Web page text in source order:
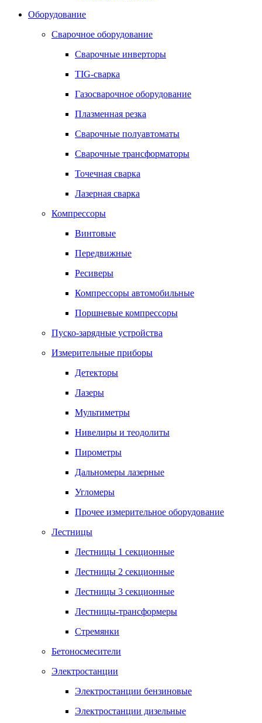
Оборудование
Сварочное оборудование
Сварочные инверторы
TIG-сварка
Газосварочное оборудование
Плазменная резка
Сварочные полуавтоматы
Сварочные трансформаторы
Точечная сварка
Лазерная сварка
Компрессоры
Винтовые
Передвижные
Ресиверы
Компрессоры автомобильные
Поршневые компрессоры
Пуско-зарядные устройства
Измерительные приборы
Детекторы
Лазеры
Мультиметры
Нивелиры и теодолиты
Пирометры
Дальномеры лазерные
Угломеры
Прочее измерительное оборудование
Лестницы
Лестницы 1 секционные
Лестницы 2 секционные
Лестницы 3 секционные
Лестницы-трансформеры
Стремянки
Бетоносмесители
Электростанции
Электростанции бензиновые
Электростанции дизельные